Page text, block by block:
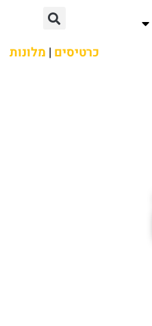
כרטיסים | מלונות